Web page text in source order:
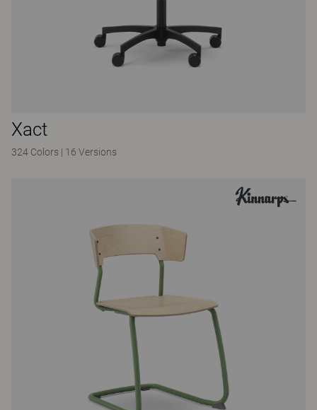
Xact
324 Colors | 16 Versions